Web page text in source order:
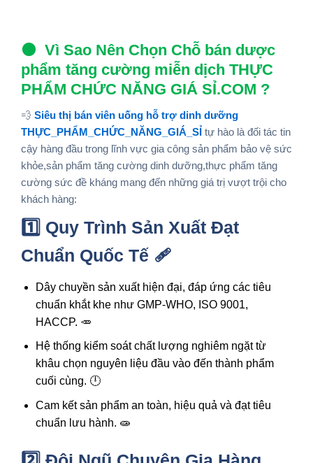
🟠 Vì Sao Nên Chọn Chỗ bán dược
phẩm tăng cường miễn dịch THỰC
PHẨM CHỨC NĂNG GIÁ SỈ.COM ?
💨 Siêu thị bán viên uống hỗ trợ dinh dưỡng
THỰC_PHẨM_CHỨC_NĂNG_GIÁ_SỈ tự hào là đối tác tin
cậy hàng đầu trong lĩnh vực gia công sản phẩm bảo vệ sức
khỏe,sản phẩm tăng cường dinh dưỡng,thực phẩm tăng
cường sức đề kháng mang đến những giá trị vượt trội cho
khách hàng:
1️⃣ Quy Trình Sản Xuất Đạt
Chuẩn Quốc Tế 🩹
Dây chuyền sản xuất hiện đại, đáp ứng các tiêu
chuẩn khắt khe như GMP-WHO, ISO 9001,
HACCP. 🥕
Hệ thống kiểm soát chất lượng nghiêm ngặt từ
khâu chọn nguyên liệu đầu vào đến thành phẩm
cuối cùng. 🕛
Cam kết sản phẩm an toàn, hiệu quả và đạt tiêu
chuẩn lưu hành. 🧫